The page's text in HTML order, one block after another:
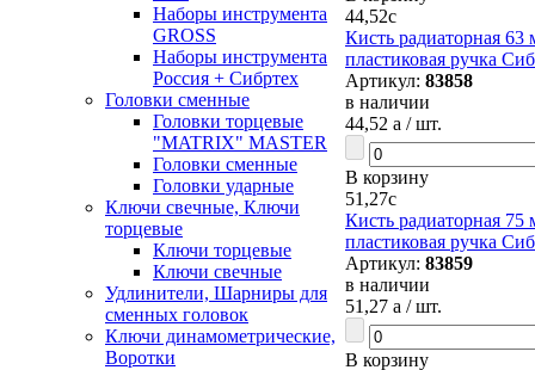
Наборы инструмента
GROSS
Наборы инструмента
Россия + Сибртех
Головки сменные
Головки торцевые
"MATRIX" MASTER
Головки сменные
Головки ударные
Ключи свечные, Ключи
торцевые
Ключи торцевые
Ключи свечные
Удлинители, Шарниры для
сменных головок
Ключи динамометрические,
Воротки
44,52c
Кисть радиаторная 63
пластиковая ручка
Артикул: 83858
в наличии
44,52 a / шт.
В корзину
51,27c
Кисть радиаторная 75
пластиковая ручка
Артикул: 83859
в наличии
51,27 a / шт.
В корзину